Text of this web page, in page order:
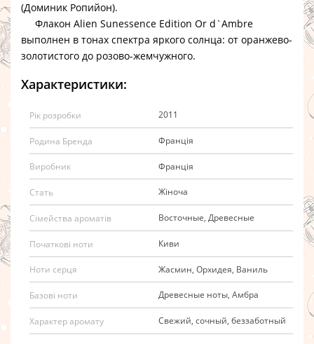
(Доминик Ропийон).
Флакон Alien Sunessence Edition Or d`Ambre
выполнен в тонах спектра яркого солнца: от оранжево-
золотистого до розово-жемчужного.
Характеристики:
Рік розробки 2011
Родина Бренда Франція
Виробник Франція
Стать Жіноча
Сімейства ароматів Восточные, Древесные
Початкові ноти Киви
Ноти серця Жасмин, Орхидея, Ваниль
Базові ноти Древесные ноты, Амбра
Характер аромату Свежий, сочный, беззаботный